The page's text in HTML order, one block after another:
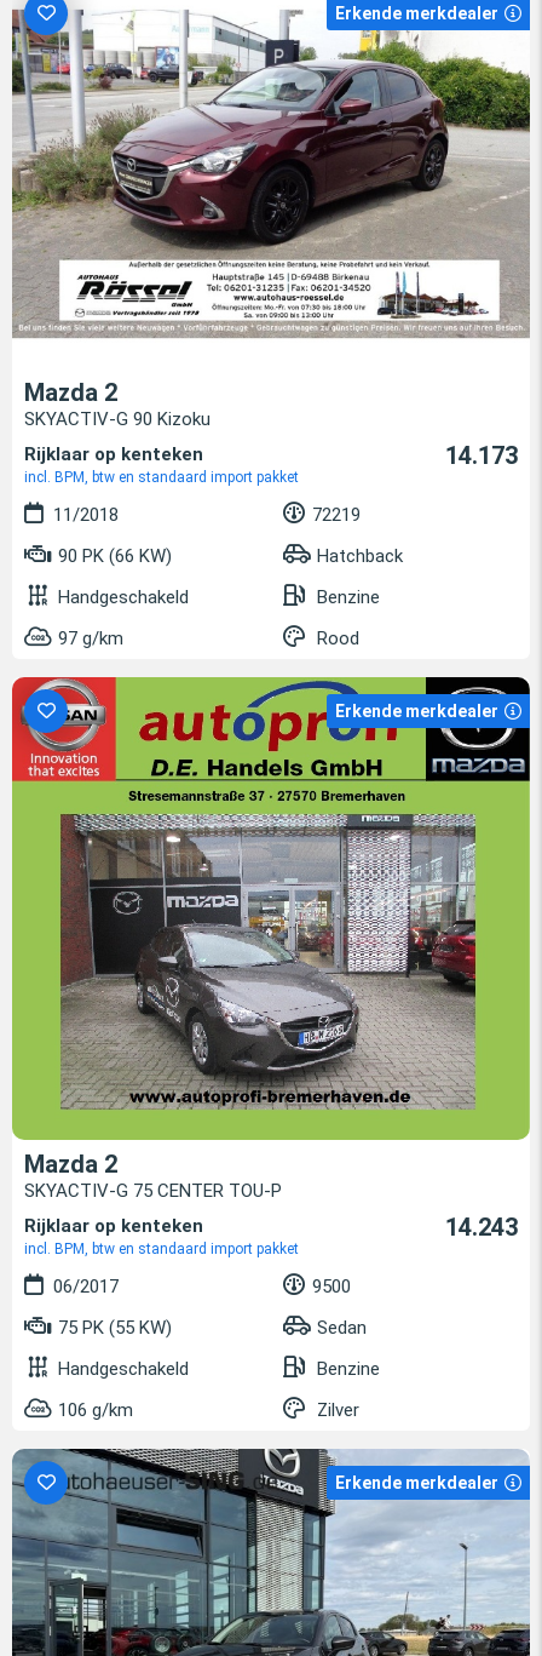
Erkende merkdealer
Mazda 2
SKYACTIV-G 90 Kizoku
Rijklaar op kenteken
incl. BPM, btw en standaard import pakket
14.173
11/2018
72219
90 PK (66 KW)
Hatchback
Handgeschakeld
Benzine
97 g/km
Rood
Erkende merkdealer
Mazda 2
SKYACTIV-G 75 CENTER TOU-P
Rijklaar op kenteken
incl. BPM, btw en standaard import pakket
14.243
06/2017
9500
75 PK (55 KW)
Sedan
Handgeschakeld
Benzine
106 g/km
Zilver
Erkende merkdealer